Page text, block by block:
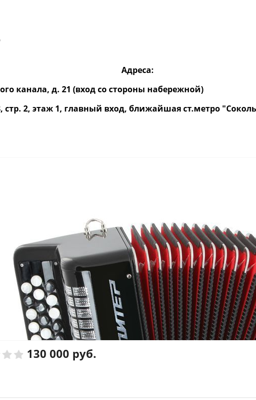
Адреса:
канала, д. 21 (вход со стороны набережной)
стр. 2, этаж 1, главный вход, ближайшая ст.метро
130 000 руб.